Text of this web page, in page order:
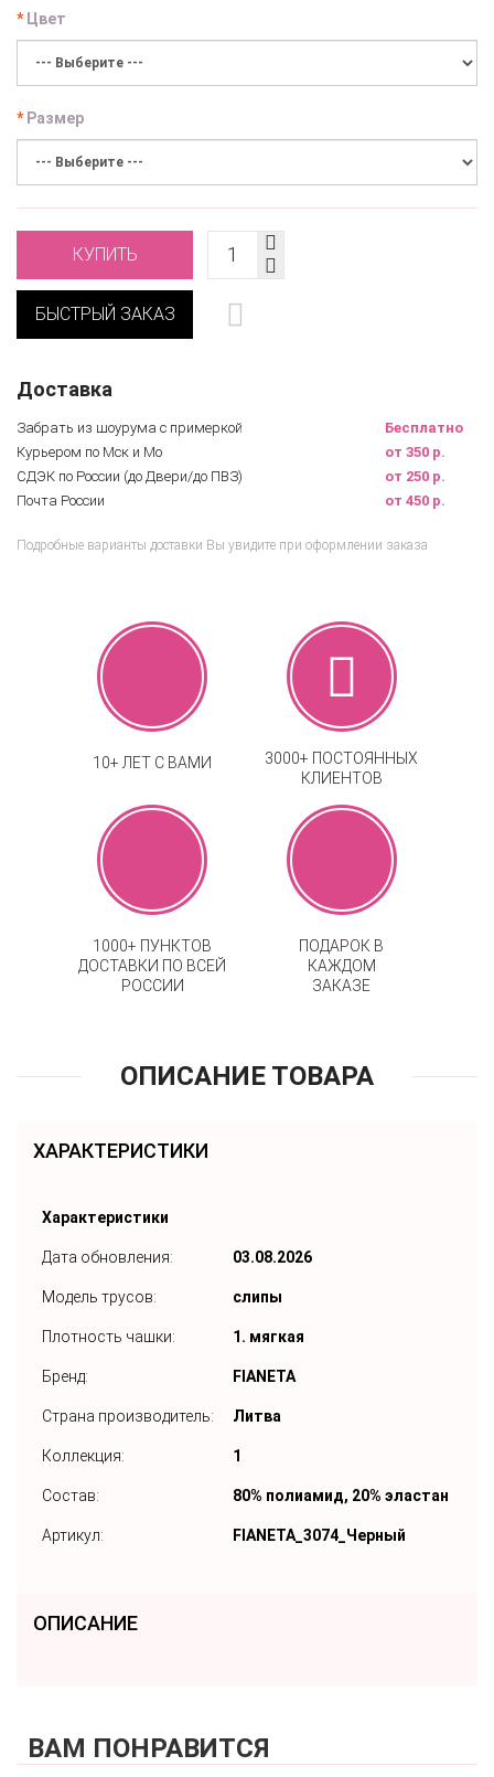
Цвет
Размер
КУПИТЬ
БЫСТРЫЙ ЗАКАЗ
Доставка
Забрать из шоурума с примеркой
Бесплатно
Курьером по Мск и Мо
от 350 р.
СДЭК по России (до Двери/до ПВЗ)
от 250 р.
Почта России
от 450 р.
Подробные варианты доставки Вы увидите при оформлении заказа
10+ ЛЕТ С ВАМИ
3000+ ПОСТОЯННЫХ
КЛИЕНТОВ
1000+ ПУНКТОВ
ДОСТАВКИ ПО ВСЕЙ
РОССИИ
ПОДАРОК В
КАЖДОМ
ЗАКАЗЕ
ОПИСАНИЕ ТОВАРА
ХАРАКТЕРИСТИКИ
Характеристики
Дата обновления: 03.08.2026
Модель трусов: слипы
Плотность чашки: 1. мягкая
Бренд: FIANETA
Страна производитель: Литва
Коллекция: 1
Состав: 80% полиамид, 20% эластан
Артикул: FIANETA_3074_Черный
ОПИСАНИЕ
ВАМ ПОНРАВИТСЯ